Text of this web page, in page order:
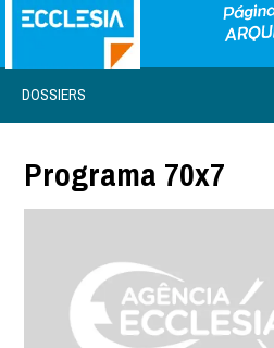
DOSSIERS
Programa 70x7